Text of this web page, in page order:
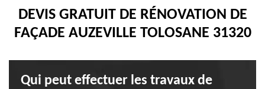
DEVIS GRATUIT DE RÉNOVATION DE
FAÇADE AUZEVILLE TOLOSANE 31320
Qui peut effectuer les travaux de